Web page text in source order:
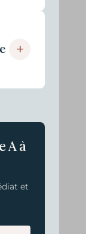
+
A à
et